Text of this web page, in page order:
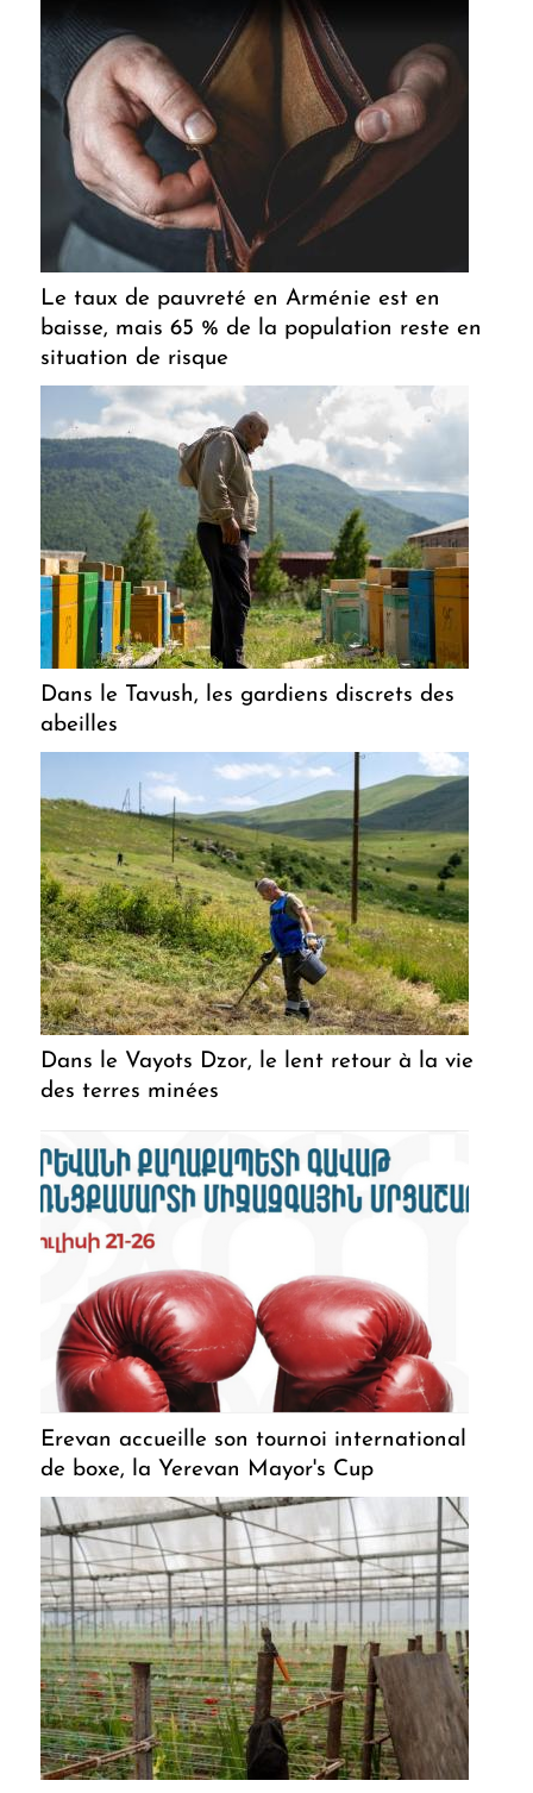
Le taux de pauvreté en Arménie est en
baisse, mais 65 % de la population reste en
situation de risque
Dans le Tavush, les gardiens discrets des
abeilles
Dans le Vayots Dzor, le lent retour à la vie
des terres minées
Erevan accueille son tournoi international
de boxe, la Yerevan Mayor's Cup